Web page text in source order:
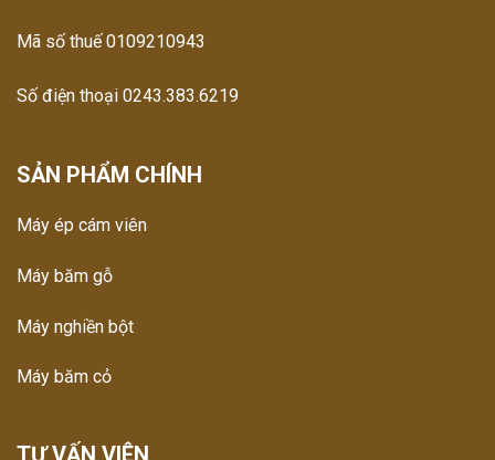
Mã số thuế 0109210943
Số điện thoại 0243.383.6219
SẢN PHẨM CHÍNH
Máy ép cám viên
Máy băm gỗ
Máy nghiền bột
Máy băm cỏ
TƯ VẤN VIÊN